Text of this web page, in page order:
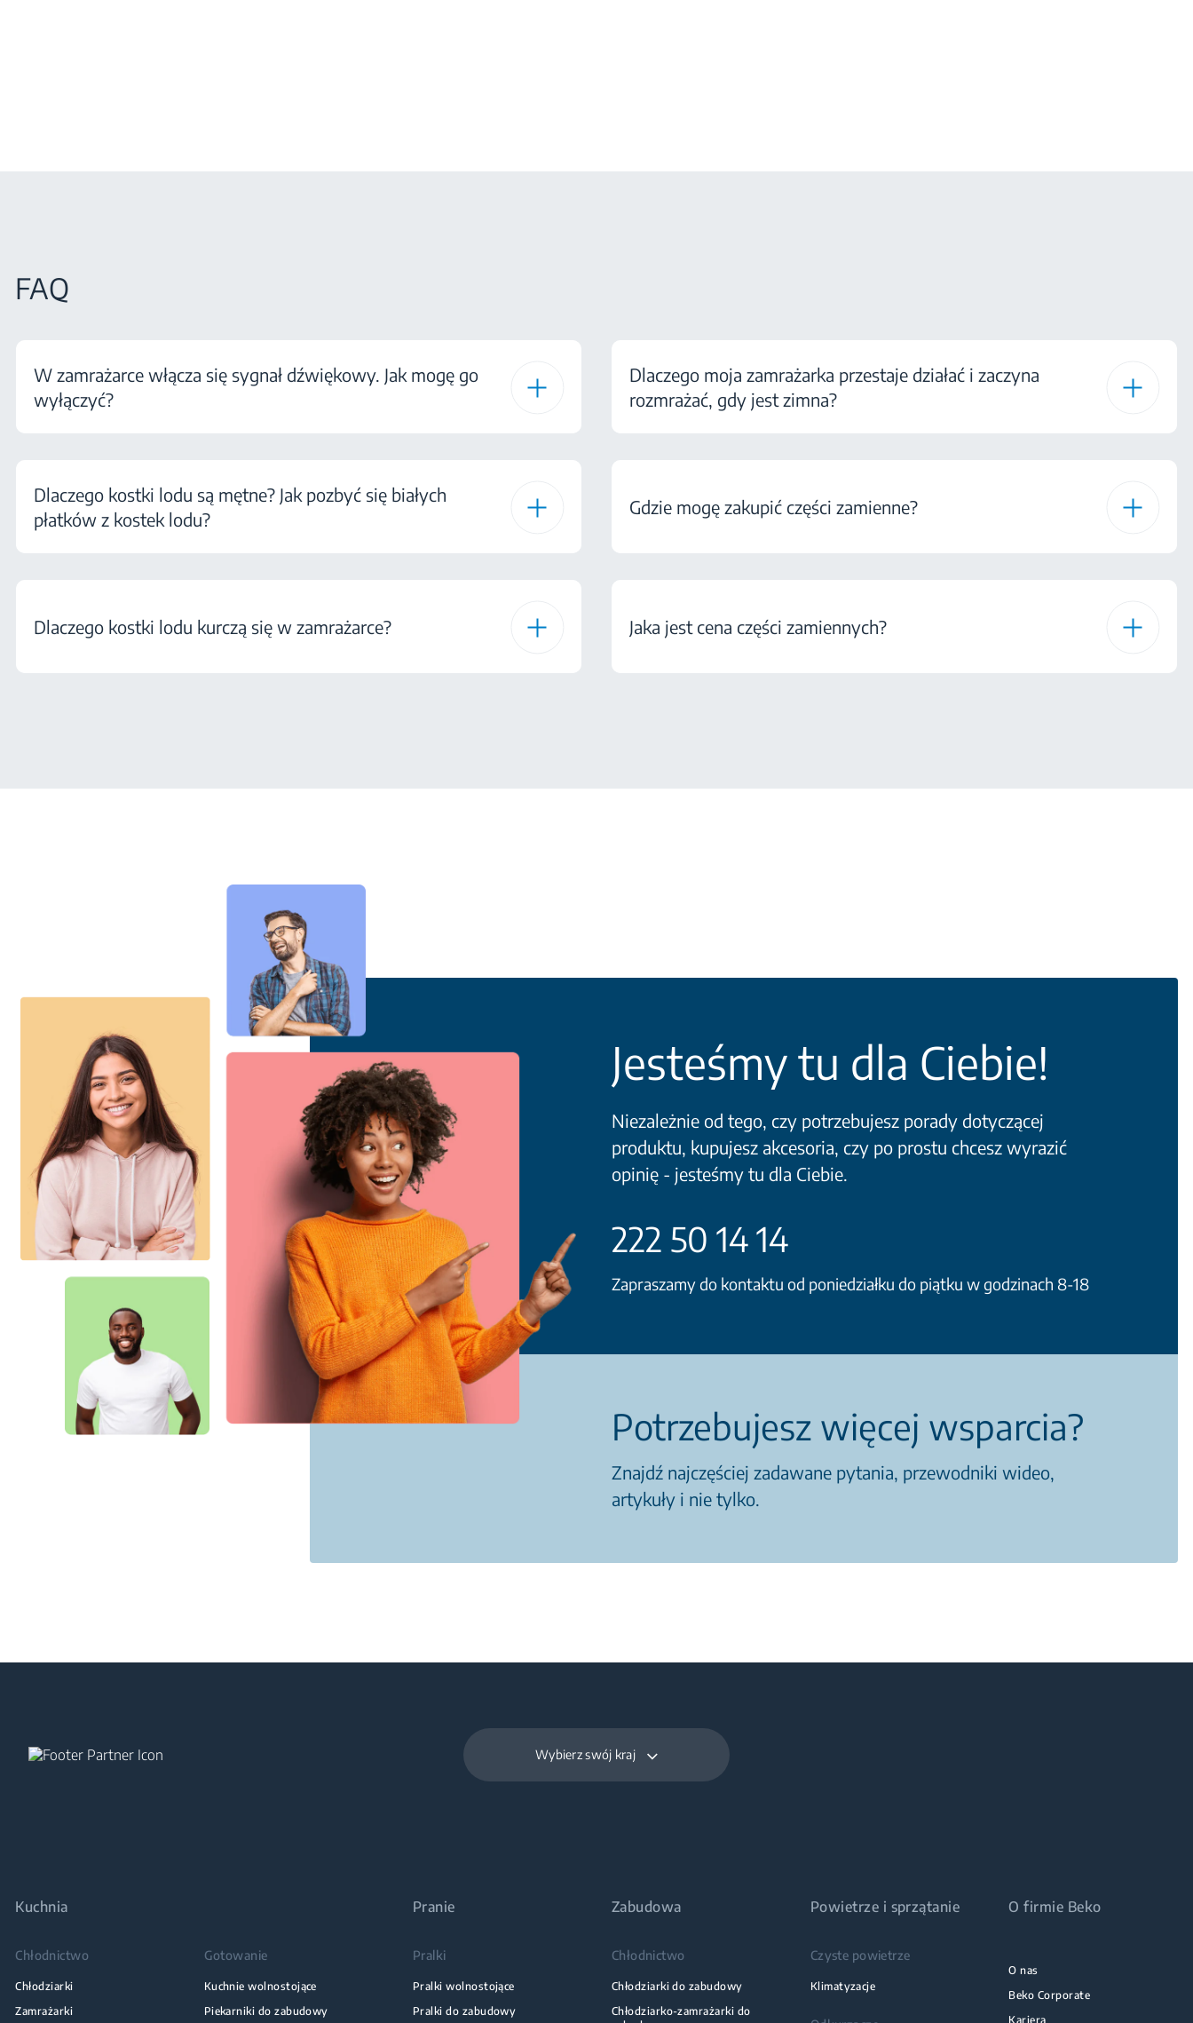
FAQ
W zamrażarce włącza się sygnał dźwiękowy. Jak mogę go
wyłączyć?
Dlaczego kostki lodu są mętne? Jak pozbyć się białych
płatków z kostek lodu?
Dlaczego kostki lodu kurczą się w zamrażarce?
Dlaczego moja zamrażarka przestaje działać i zaczyna
rozmrażać, gdy jest zimna?
Gdzie mogę zakupić części zamienne?
Jaka jest cena części zamiennych?
Jesteśmy tu dla Ciebie!
Niezależnie od tego, czy potrzebujesz porady dotyczącej
produktu, kupujesz akcesoria, czy po prostu chcesz wyrazić
opinię - jesteśmy tu dla Ciebie.
222 50 14 14
Zapraszamy do kontaktu od poniedziałku do piątku w godzinach 8-18
Potrzebujesz więcej wsparcia?
Znajdź najczęściej zadawane pytania, przewodniki wideo,
artykuły i nie tylko.
Wybierz swój kraj
Kuchnia
Chłodnictwo
Chłodziarki
Zamrażarki
Gotowanie
Kuchnie wolnostojące
Piekarniki do zabudowy
Pranie
Pralki
Pralki wolnostojące
Pralki do zabudowy
Zabudowa
Chłodnictwo
Chłodziarki do zabudowy
Chłodziarko-zamrażarki do
Powietrze i sprzątanie
Czyste powietrze
Klimatyzacje
O firmie Beko
O nas
Beko Corporate
Kariera